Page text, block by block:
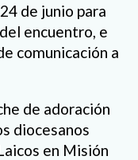
de junio para
encuentro e
comunicación a
de adoración
diocesanos
en Misión